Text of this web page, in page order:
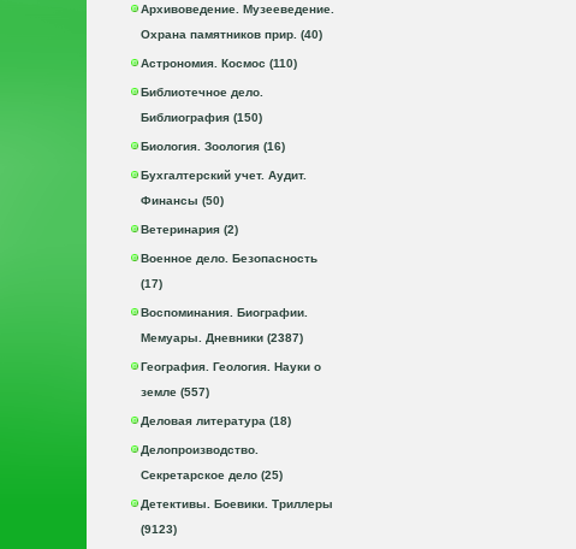
Архивоведение. Музееведение.
Охрана памятников прир. (40)
Астрономия. Космос (110)
Библиотечное дело.
Библиография (150)
Биология. Зоология (16)
Бухгалтерский учет. Аудит.
Финансы (50)
Ветеринария (2)
Военное дело. Безопасность
(17)
Воспоминания. Биографии.
Мемуары. Дневники (2387)
География. Геология. Науки о
земле (557)
Деловая литература (18)
Делопроизводство.
Секретарское дело (25)
Детективы. Боевики. Триллеры
(9123)